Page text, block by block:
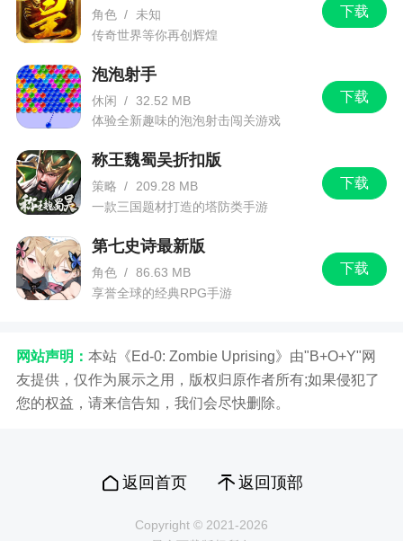
下载
角色 /
未知
传奇世界等你再创辉煌
下载
泡泡射手
休闲 / 32.52 MB
体验全新趣味的泡泡射击闯关游戏
下载
称王魏蜀吴折扣版
策略 / 209.28 MB
一款三国题材打造的塔防类手游
下载
第七史诗最新版
角色 / 86.63 MB
享誉全球的经典RPG手游
网站声明： 本站《Ed-0: Zombie Uprising》由"B+O+Y"网
友提供，仅作为展示之用，版权归原作者所有;如果侵犯了
您的权益，请来信告知，我们会尽快删除。
返回首页 返回顶部
Copyright © 2021-2026